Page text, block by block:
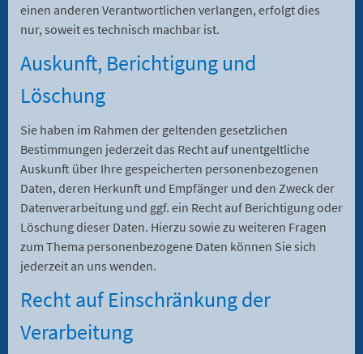
einen anderen Verantwortlichen verlangen, erfolgt dies
nur, soweit es technisch machbar ist.
Auskunft, Berichtigung und
Löschung
Sie haben im Rahmen der geltenden gesetzlichen
Bestimmungen jederzeit das Recht auf unentgeltliche
Auskunft über Ihre gespeicherten personenbezogenen
Daten, deren Herkunft und Empfänger und den Zweck der
Datenverarbeitung und ggf. ein Recht auf Berichtigung oder
Löschung dieser Daten. Hierzu sowie zu weiteren Fragen
zum Thema personenbezogene Daten können Sie sich
jederzeit an uns wenden.
Recht auf Einschränkung der
Verarbeitung